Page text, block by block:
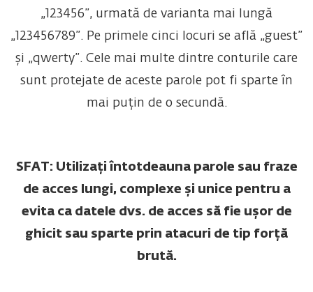
„123456”, urmată de varianta mai lungă
„123456789”. Pe primele cinci locuri se află „guest”
și „qwerty”. Cele mai multe dintre conturile care
sunt protejate de aceste parole pot fi sparte în
mai puțin de o secundă.
SFAT: Utilizați întotdeauna parole sau fraze
de acces lungi, complexe și unice pentru a
evita ca datele dvs. de acces să fie ușor de
ghicit sau sparte prin atacuri de tip forță
brută.